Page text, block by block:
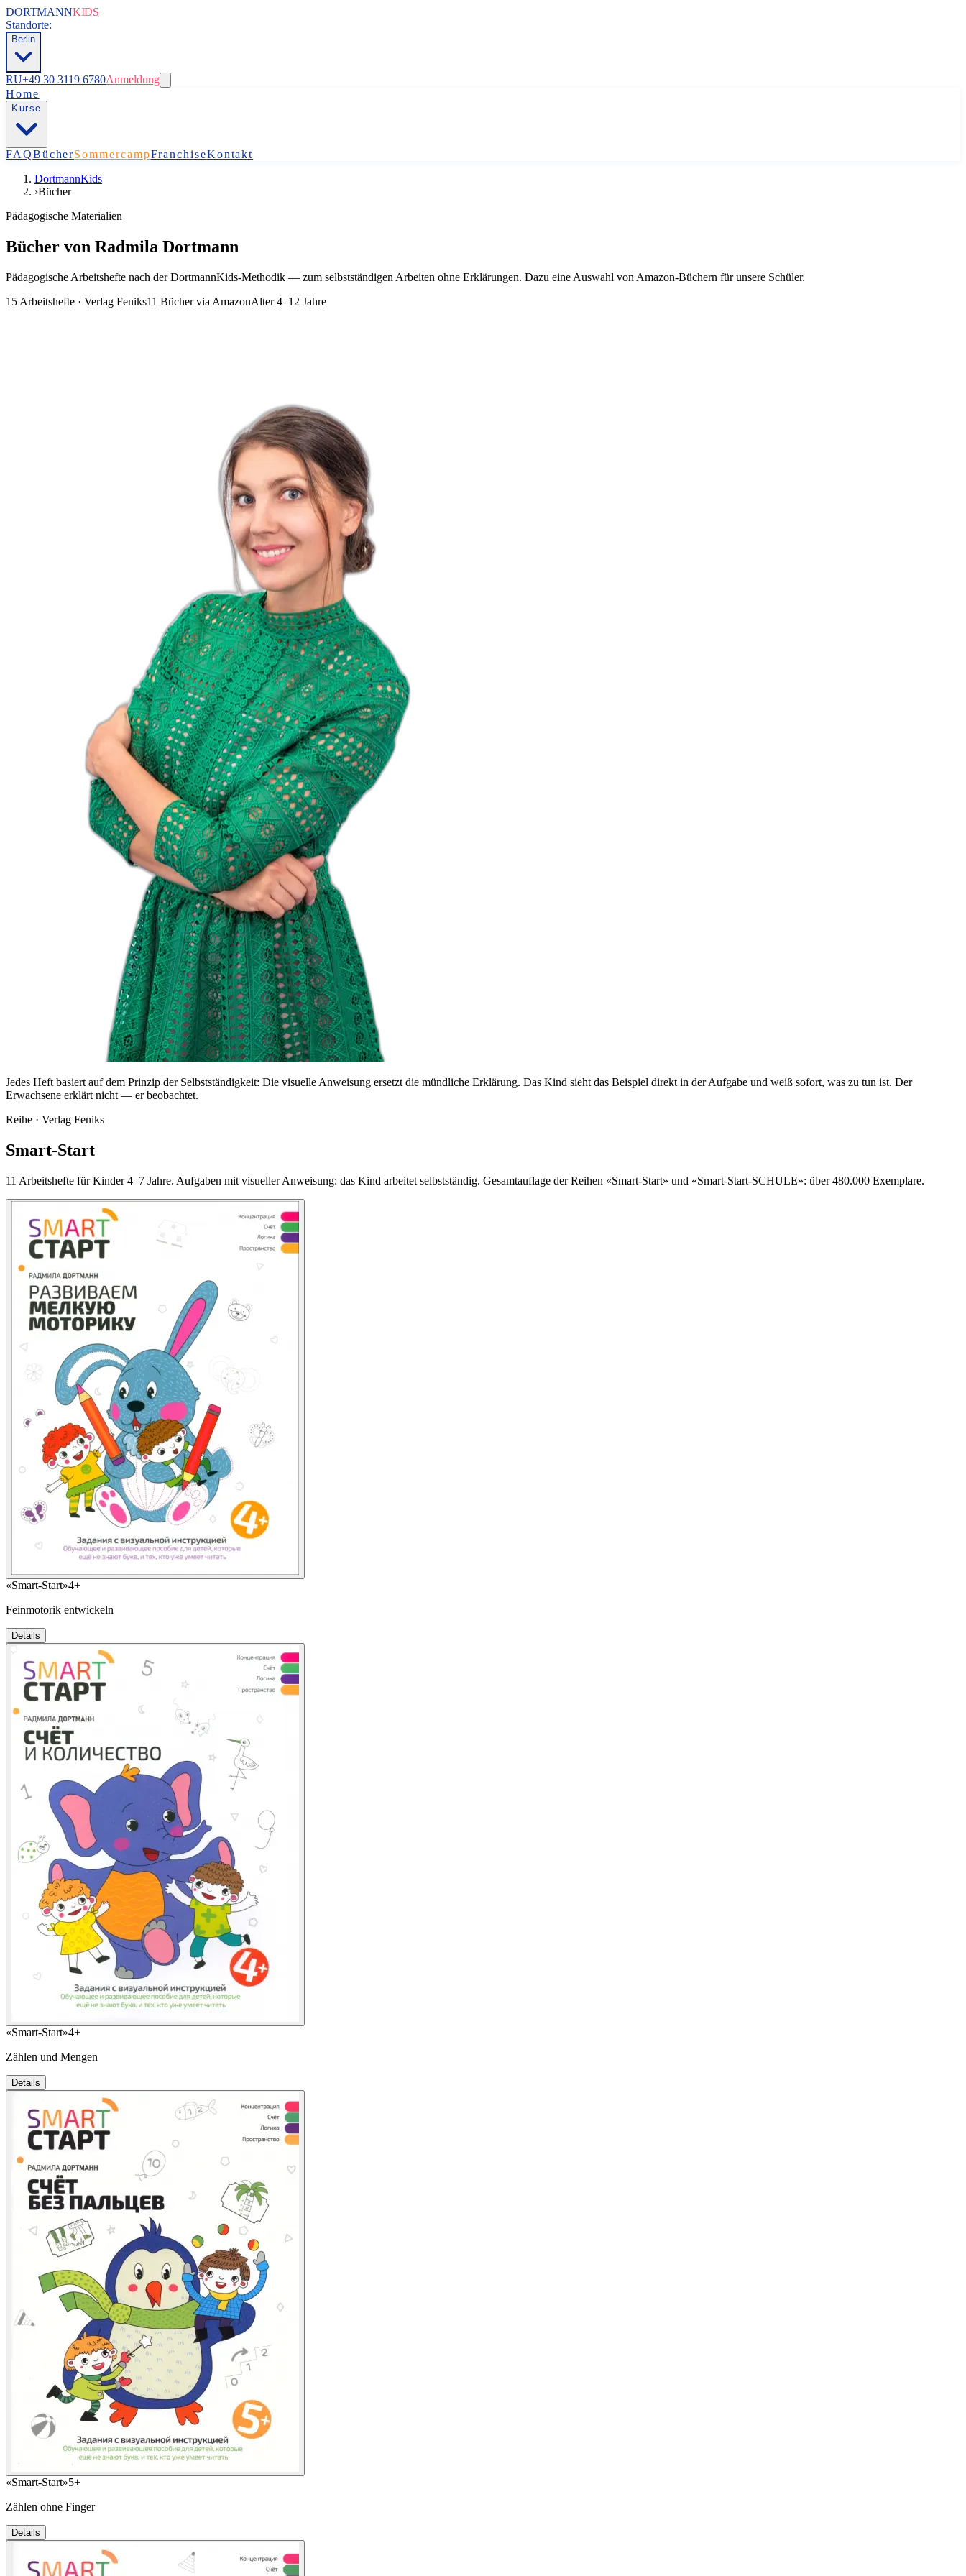
DORTMANNKIDS
Standorte:
Berlin
RU+49 30 3119 6780Anmeldung
Home
Kurse
FAQBücherSommercampFranchiseKontakt
DortmannKids
›Bücher
Pädagogische Materialien
Bücher von Radmila Dortmann
Pädagogische Arbeitshefte nach der DortmannKids-Methodik — zum selbstständigen Arbeiten ohne Erklärungen. Dazu eine Auswahl von Amazon-Büchern für unsere Schüler.
15 Arbeitshefte · Verlag Feniks11 Bücher via AmazonAlter 4–12 Jahre
Jedes Heft basiert auf dem Prinzip der Selbstständigkeit: Die visuelle Anweisung ersetzt die mündliche Erklärung. Das Kind sieht das Beispiel direkt in der Aufgabe und weiß sofort, was zu tun ist. Der
Erwachsene erklärt nicht — er beobachtet.
Reihe · Verlag Feniks
Smart-Start
11 Arbeitshefte für Kinder 4–7 Jahre. Aufgaben mit visueller Anweisung: das Kind arbeitet selbstständig. Gesamtauflage der Reihen «Smart-Start» und «Smart-Start-SCHULE»: über 480.000 Exemplare.
«Smart-Start»4+
Feinmotorik entwickeln
Details
«Smart-Start»4+
Zählen und Mengen
Details
«Smart-Start»5+
Zählen ohne Finger
Details